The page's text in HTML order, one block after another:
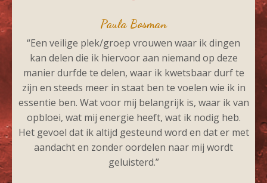
Paula Bosman
“Een veilige plek/groep vrouwen waar ik dingen
kan delen die ik hiervoor aan niemand op deze
manier durfde te delen, waar ik kwetsbaar durf te
zijn en steeds meer in staat ben te voelen wie ik in
essentie ben. Wat voor mij belangrijk is, waar ik van
opbloei, wat mij energie heeft, wat ik nodig heb.
Het gevoel dat ik altijd gesteund word en dat er met
aandacht en zonder oordelen naar mij wordt
geluisterd.”